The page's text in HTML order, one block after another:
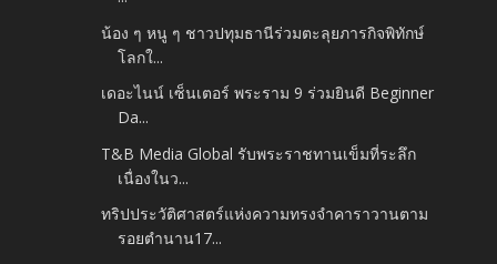
น้อง ๆ หนู ๆ ชาวปทุมธานีร่วมตะลุยภารกิจพิทักษ์
โลกใ...
เดอะไนน์ เซ็นเตอร์ พระราม 9 ร่วมยินดี Beginner
Da...
T&B Media Global รับพระราชทานเข็มที่ระลึก
เนื่องในว...
ทริปประวัติศาสตร์แห่งความทรงจำคาราวานตาม
รอยตำนาน17...